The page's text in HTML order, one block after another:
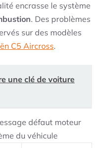
encrasse le système
. Des problèmes
sur des modèles
C5 Aircross.
une clé de voiture
défaut moteur
du véhicule